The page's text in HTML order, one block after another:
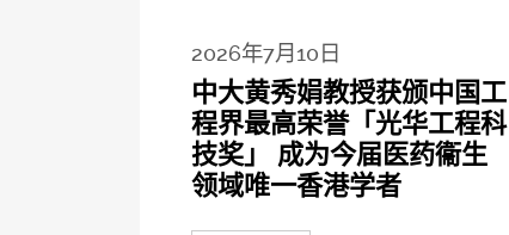
2026年7月10日
中大黄秀娟教授获颁中国工
程界最高荣誉「光华工程科
技奖」 成为今届医药衞生
领域唯一香港学者